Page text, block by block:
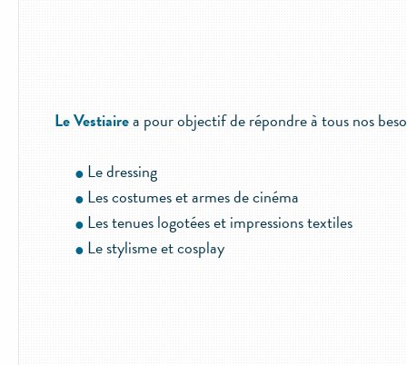
Le Vestiairea pour objectif de répondre à tous nos
Le dressing
Les costumes et armes de cinéma
Les tenues logotées et impressions textiles
Le stylisme et cosplay